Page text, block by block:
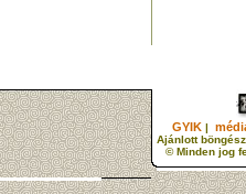
GYIK |
Ajánlott
© Minden jog